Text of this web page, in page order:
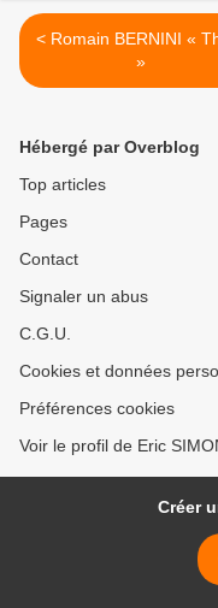
< Romain BERNINI « Them
»
Hébergé par Overblog
Top articles
Pages
Contact
Signaler un abus
C.G.U.
Cookies et données
Préférences cookies
Voir le profil de Eric
Créer